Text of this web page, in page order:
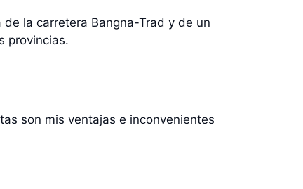
la carretera Bangna-Trad y de un
provincias.
son mis ventajas e inconvenientes